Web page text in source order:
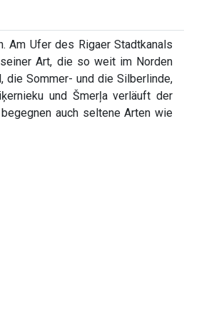
Am Ufer des Rigaer Stadtkanals
Art, die so weit im Norden
die Sommer- und die Silberlinde,
und Šmerļa verläuft der
auch seltene Arten wie